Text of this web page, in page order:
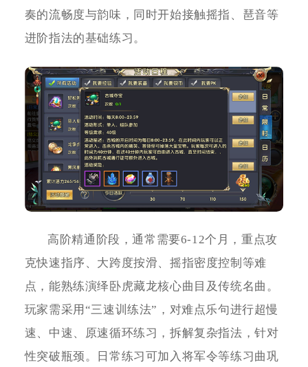
奏的流畅度与韵味，同时开始接触摇指、琶音等
进阶指法的基础练习。
高阶精通阶段，通常需要6-12个月，重点攻
克快速指序、大跨度按滑、摇指密度控制等难
点，能熟练演绎卧虎藏龙核心曲目及传统名曲。
玩家需采用“三速训练法”，对难点乐句进行超慢
速、中速、原速循环练习，拆解复杂指法，针对
性突破瓶颈。日常练习可加入将军令等练习曲巩